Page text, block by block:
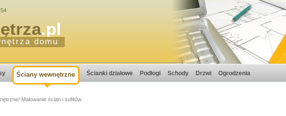
.pl
domu
Ściany wewnętrzne Ścianki działowe Podłogi Schody Drzwi Ogrodzenia
/ Malowanie ścian i sufitów